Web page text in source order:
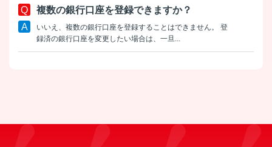
複数の銀行口座を登録できますか？
いいえ、複数の銀行口座を登録することはできません。 登
録済の銀行口座を変更したい場合は、一旦...